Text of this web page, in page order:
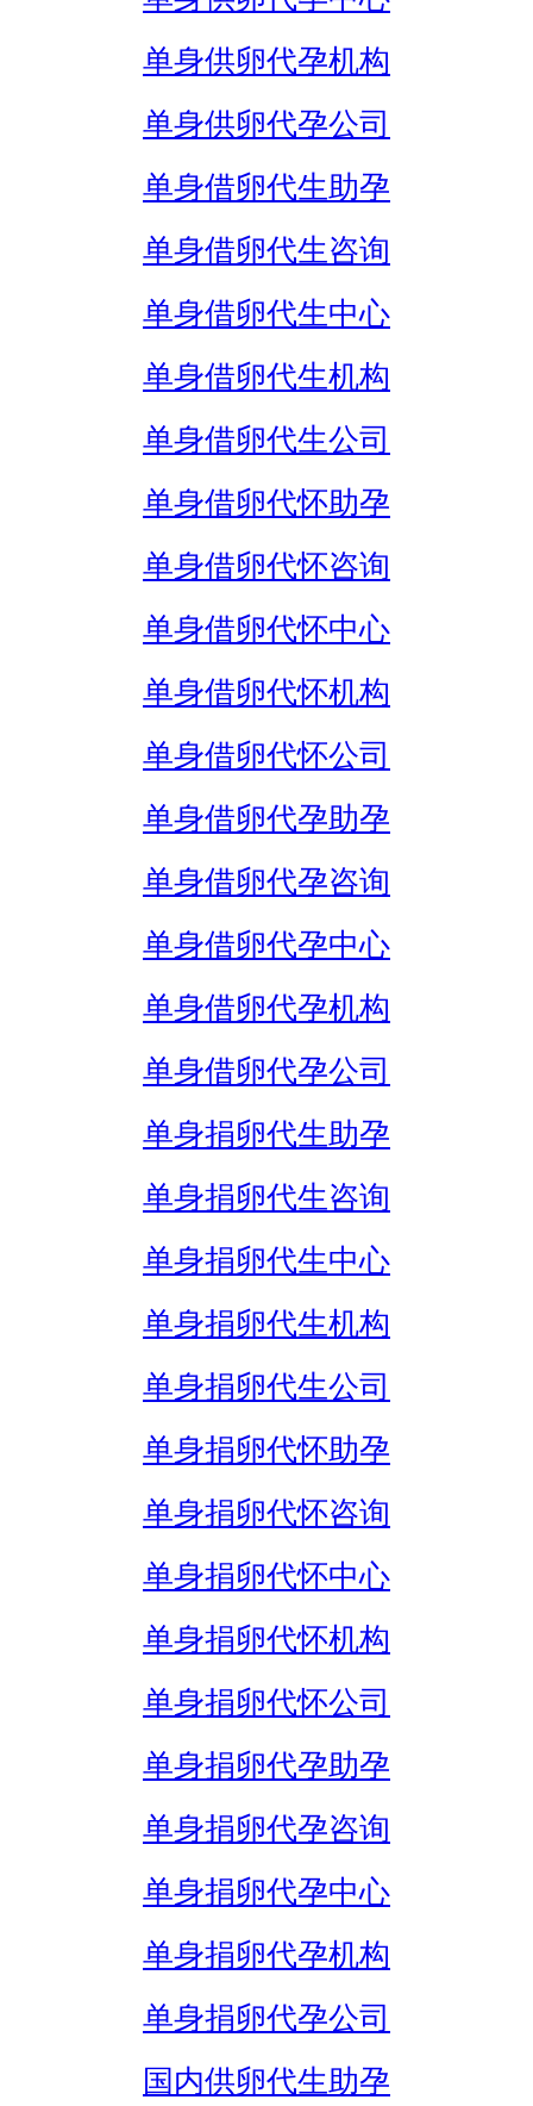
单身供卵代孕机构
单身供卵代孕公司
单身借卵代生助孕
单身借卵代生咨询
单身借卵代生中心
单身借卵代生机构
单身借卵代生公司
单身借卵代怀助孕
单身借卵代怀咨询
单身借卵代怀中心
单身借卵代怀机构
单身借卵代怀公司
单身借卵代孕助孕
单身借卵代孕咨询
单身借卵代孕中心
单身借卵代孕机构
单身借卵代孕公司
单身捐卵代生助孕
单身捐卵代生咨询
单身捐卵代生中心
单身捐卵代生机构
单身捐卵代生公司
单身捐卵代怀助孕
单身捐卵代怀咨询
单身捐卵代怀中心
单身捐卵代怀机构
单身捐卵代怀公司
单身捐卵代孕助孕
单身捐卵代孕咨询
单身捐卵代孕中心
单身捐卵代孕机构
单身捐卵代孕公司
国内供卵代生助孕